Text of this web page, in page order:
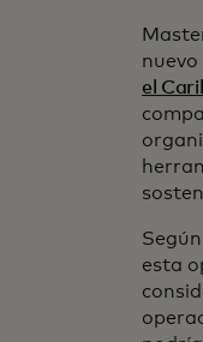
el
esta